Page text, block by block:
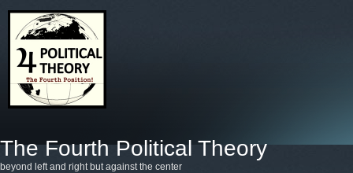
The Fourth Political Theory
beyond left and right but against the center